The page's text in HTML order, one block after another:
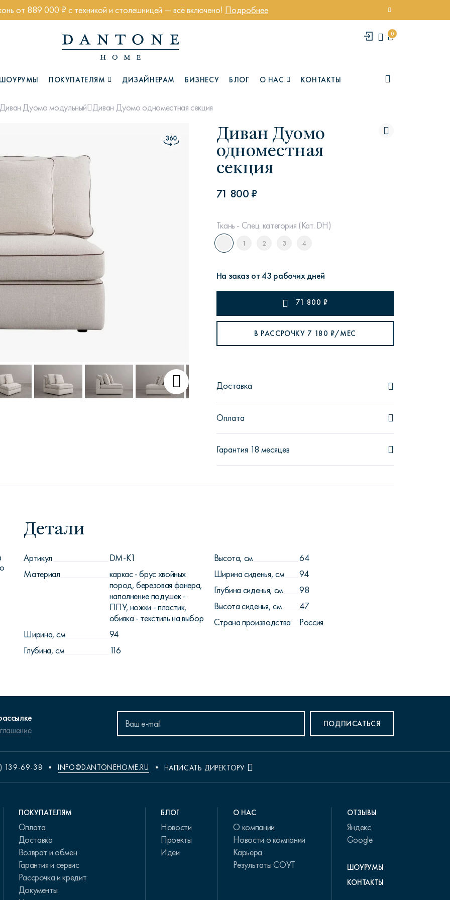
от 889 000 ₽ с техникой и столешницей — всё включено! Подробнее
0
ШОУРУМЫ ПОКУПАТЕЛЯМ ДИЗАЙНЕРАМ БИЗНЕСУ БЛОГ О НАС КОНТАКТЫ
Глазго
Сити Брутал22 Аптаун
Тауэр
Диван Дуомо модульный Диван Дуомо одноместная секция
Диван Дуомо
одноместная
секция
71 800 ₽
Ткань - Спец. категория (Кат. DH)
1 2 3 4
На заказ от 43 рабочих дней
71 800 ₽
В РАССРОЧКУ 7 180 ₽/МЕС
Доставка
Оплата
Гарантия 18 месяцев
Детали
Артикул
DM-K1
Материал
каркас - брус хвойных
пород, березовая фанера,
наполнение подушек -
ППУ, ножки - пластик,
обивка - текстиль на выбор
Ширина, см
94
Глубина, см
116
Высота, см
64
Ширина сиденья, см
94
Глубина сиденья, см
98
Высота сиденья, см
47
Страна производства
Россия
ПОДПИСАТЬСЯ
139-69-38 INFO@DANTONEHOME.RU НАПИСАТЬ ДИРЕКТОРУ
ПОКУПАТЕЛЯМ
Оплата
Доставка
Возврат и обмен
Гарантия и сервис
Рассрочка и кредит
Документы
БЛОГ
Новости
Проекты
Идеи
О НАС
О компании
Новости о компании
Карьера
Результаты СОУТ
ОТЗЫВЫ
Яндекс
Google
ШОУРУМЫ
КОНТАКТЫ